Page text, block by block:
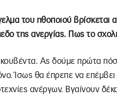
του ηθοποιού βρίσκεται
της ανεργίας. Πως το
Ας δούμε πρώτα
Ίσως θα έπρεπε να
ανέργων. Βγαίνουν